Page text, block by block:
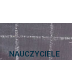
NAUCZYCIELE